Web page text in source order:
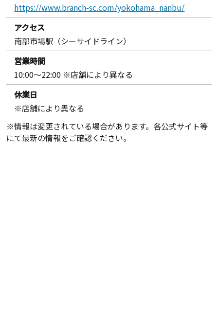
https://www.branch-sc.com/yokohama_nanbu/
アクセス
南部市場駅（シーサイドライン）
営業時間
10:00～22:00 ※店舗により異なる
休業日
※店舗により異なる
※情報は変更されている場合があります。各公式サイト等
にて最新の情報をご確認ください。